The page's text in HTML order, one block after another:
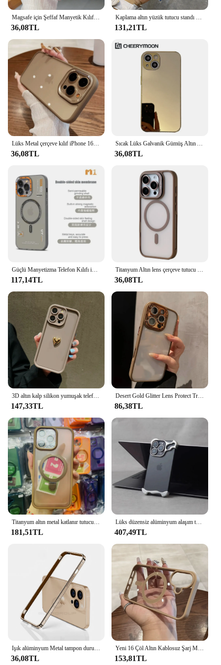
Magsafe için Şeffaf Manyetik Kılıf iPhone 14 13 12 11 15 16 Pro Max 15Pro 14Pro Yumuşak Silikon Altın Tam Lens Kamera Kapağı
36,08TL
Kaplama altın yüzük tutucu standı kordon bilek kayışı telefon kılıfı için iPhone 16 11 12 13 14 15 Pro Max artı yumuşak silikon arka kapak
131,21TL
Lüks Metal çerçeve kılıf iPhone 16 15 14 artı 13 12 Mini 11 Pro X XR XS Max şeffaf akrilik yumuşak darbeye tampon kapak
36,08TL
Sıcak Lüks Galvanik Gümüş Altın Ayna Kılıfı iPhone 16 15 14 13 12 11 Pro Max 15Pro 14Pro Artı 15Promax Koruyucu Kapak
36,08TL
117,14TL 36,08TL
147,33TL
Desert Gold Glitter Lens Protect Transparent Phone Case For iPhone 16 15 14 Plus 13 12 11 Pro Max Anti Fall Clear Bumper Cover
86,38TL
181,51TL
Lüks düzensiz alüminyum alaşım tampon telefon kılıfı için IPhone 12 13 14 15 16 Pro Max 16Pro artı Lens filmi koruma Metal kapak
407,49TL
36,08TL
Yeni 16 Çöl Altın Kablosuz Şarj Magsafe Şeffaf Kılıf iPhone 16 15 14 13 12 11 Pro Max 16 Artı Manyetik Tampon Kapak
153,81TL